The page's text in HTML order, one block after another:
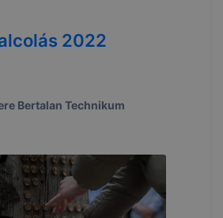
2022
Bertalan Technikum